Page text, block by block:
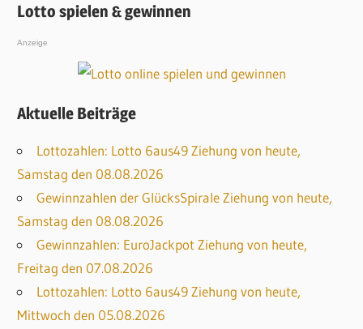
Lotto spielen & gewinnen
Anzeige
Aktuelle Beiträge
Lottozahlen: Lotto 6aus49 Ziehung von heute,
Samstag den 08.08.2026
Gewinnzahlen der GlücksSpirale Ziehung von heute,
Samstag den 08.08.2026
Gewinnzahlen: EuroJackpot Ziehung von heute,
Freitag den 07.08.2026
Lottozahlen: Lotto 6aus49 Ziehung von heute,
Mittwoch den 05.08.2026